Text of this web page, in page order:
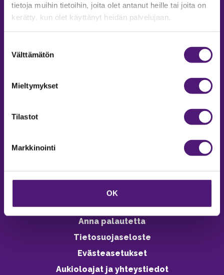
tietoja muihin tietoihin, joita olet antanut heille tai joita on
kerätty, kun olet käyttänyt heidän palvelujaan.
valinta
Välttämätön
Mieltymykset
Tilastot
Markkinointi
OK
MAJOITUS
Tiedustelut & Varaukset
Vastuullisuus
Ympäristöohjelma
Avoimet työpaikat
Anna palautetta
Tietosuojaseloste
Evästeasetukset
Aukioloajat ja yhteystiedot